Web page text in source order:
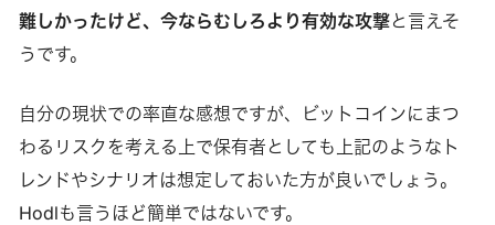
難しかったけど、今ならむしろより有効な攻撃と言えそ
うです。
自分の現状での率直な感想ですが、ビットコインにまつ
わるリスクを考える上で保有者としても上記のようなト
レンドやシナリオは想定しておいた方が良いでしょう。
Hodlも言うほど簡単ではないです。